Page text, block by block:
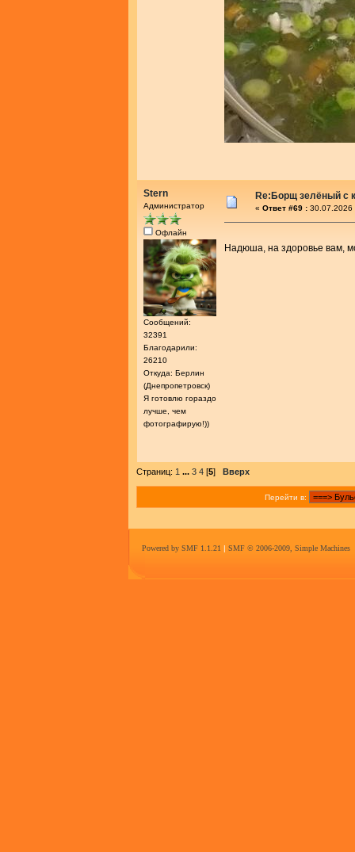
Stern
Администратор
Офлайн
Сообщений:
32391
Благодарили:
26210
Откуда: Берлин
(Днепропетровск)
Я готовлю гораздо
лучше, чем
фотографирую!))
Re:Борщ зелёный с
« Ответ #69 : 30.07.2026
Надюша, на здоровье вам,
Страниц: 1 ... 3 4 [5] Вверх
Перейти в:
Powered by SMF 1.1.21 | SMF © 2006-2009, Simple Machines